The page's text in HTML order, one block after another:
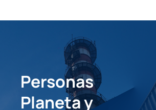
Personas
Planeta y